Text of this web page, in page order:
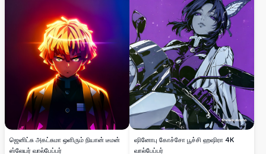
ஜெனிட்சு அகட்சுமா ஒளிரும் நியான் டீமன்
ஸ்லேயர் வால்பேப்பர்
ஷினோபு கோச்சோ பூச்சி ஹஷிரா 4K
வால்பேப்பர்